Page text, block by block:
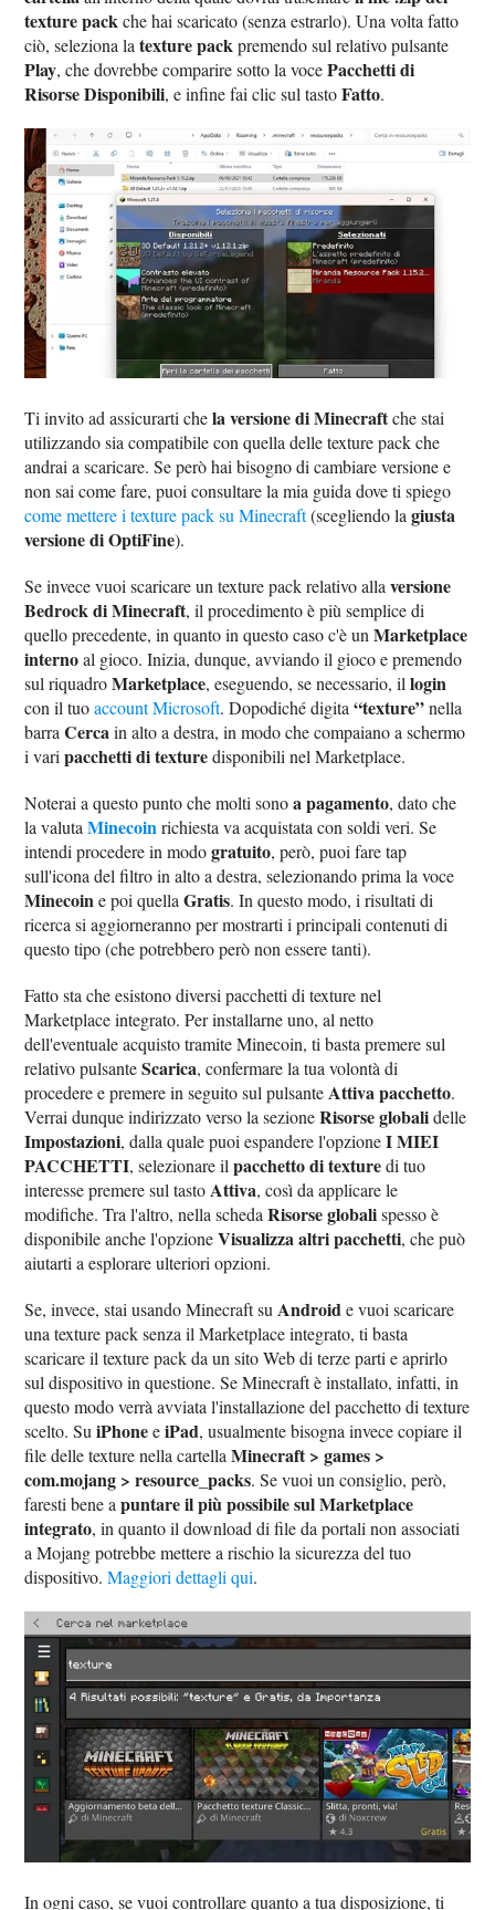
texture packche hai scaricato (senza estrarlo). Una volta fatto
ciò, seleziona latexture packpremendo sul relativo pulsante
Play, che dovrebbe comparire sotto la vocePacchetti di
Risorse Disponibili, e infine fai clic sul tastoFatto.
Ti invito ad assicurarti chela versione di Minecraftche stai
utilizzando sia compatibile con quella delle texture pack che
andrai a scaricare. Se però hai bisogno di cambiare versione e
non sai come fare, puoi consultare la mia guida dove ti spiego
come mettere i texture pack su Minecraft(scegliendo lagiusta
versione di OptiFine).
Se invece vuoi scaricare un texture pack relativo allaversione
Bedrock di Minecraft, il procedimento è più semplice di
quello precedente, in quanto in questo caso c'è unMarketplace
internoal gioco. Inizia, dunque, avviando il gioco e premendo
sul riquadroMarketplace, eseguendo, se necessario, illogin
con il tuoaccount Microsoft. Dopodiché digita“texture”nella
barraCercain alto a destra, in modo che compaiano a schermo
i varipacchetti di texturedisponibili nel Marketplace.
Noterai a questo punto che molti sonoa pagamento, dato che
la valutaMinecoinrichiesta va acquistata con soldi veri. Se
intendi procedere in modogratuito, però, puoi fare tap
sull'icona del filtro in alto a destra, selezionando prima la voce
Minecoine poi quellaGratis. In questo modo, i risultati di
ricerca si aggiorneranno per mostrarti i principali contenuti di
questo tipo (che potrebbero però non essere tanti).
Fatto sta che esistono diversi pacchetti di texture nel
Marketplace integrato. Per installarne uno, al netto
dell'eventuale acquisto tramite Minecoin, ti basta premere sul
relativo pulsanteScarica, confermare la tua volontà di
procedere e premere in seguito sul pulsanteAttiva pacchetto.
Verrai dunque indirizzato verso la sezioneRisorse globalidelle
Impostazioni, dalla quale puoi espandere l'opzioneI MIEI
PACCHETTI, selezionare ilpacchetto di texturedi tuo
interesse premere sul tastoAttiva, così da applicare le
modifiche. Tra l'altro, nella schedaRisorse globalispesso è
disponibile anche l'opzioneVisualizza altri pacchetti, che può
aiutarti a esplorare ulteriori opzioni.
Se, invece, stai usando Minecraft suAndroide vuoi scaricare
una texture pack senza il Marketplace integrato, ti basta
scaricare il texture pack da un sito Web di terze parti e aprirlo
sul dispositivo in questione. Se Minecraft è installato, infatti, in
questo modo verrà avviata l'installazione del pacchetto di texture
scelto. SuiPhoneeiPad, usualmente bisogna invece copiare il
file delle texture nella cartellaMinecraft > games >
com.mojang > resource_packs. Se vuoi un consiglio, però,
faresti bene apuntare il più possibile sul Marketplace
integrato, in quanto il download di file da portali non associati
a Mojang potrebbe mettere a rischio la sicurezza del tuo
dispositivo.Maggiori dettagli qui.
In ogni caso, se vuoi controllare quanto a tua disposizione, ti